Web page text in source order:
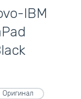
IBM
Оригинал